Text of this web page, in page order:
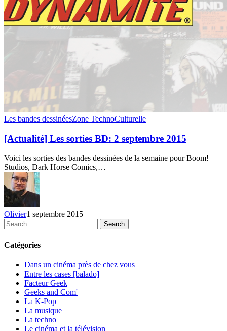
[Actualité]
sorties
BD:
2
septembre
2015
Les bandes dessinéesZone TechnoCulturelle
[Actualité] Les sorties BD: 2 septembre 2015
Voici les sorties des bandes dessinées de la semaine pour Boom!
Studios, Dark Horse Comics,…
Olivier1 septembre 2015
Search
Catégories
Dans un cinéma près de chez vous
Entre les cases [balado]
Facteur Geek
Geeks and Com'
La K-Pop
La musique
La techno
Le cinéma et la télévision